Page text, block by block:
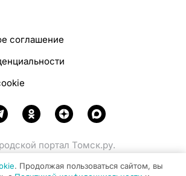
соглашение
портал Томск.ру.
развития, связи и массовых
. Продолжая пользоваться сайтом, вы